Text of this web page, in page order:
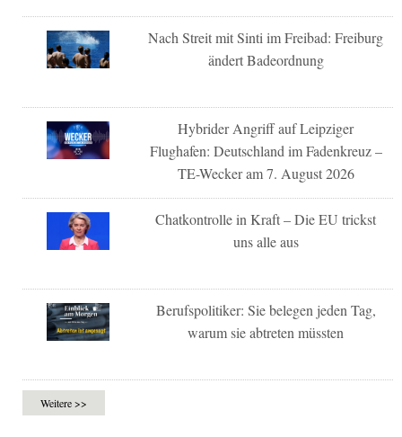
Nach Streit mit Sinti im Freibad: Freiburg
ändert Badeordnung
Hybrider Angriff auf Leipziger
Flughafen: Deutschland im Fadenkreuz –
TE-Wecker am 7. August 2026
Chatkontrolle in Kraft – Die EU trickst
uns alle aus
Berufspolitiker: Sie belegen jeden Tag,
warum sie abtreten müssten
Weitere >>